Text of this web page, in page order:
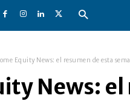
Equity News: el resumen de esta
News: